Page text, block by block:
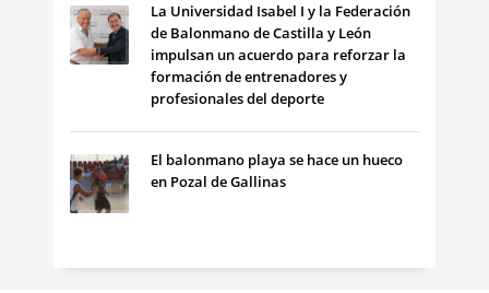
La Universidad Isabel I y la Federación
de Balonmano de Castilla y León
impulsan un acuerdo para reforzar la
formación de entrenadores y
profesionales del deporte
El balonmano playa se hace un hueco
en Pozal de Gallinas